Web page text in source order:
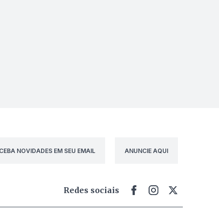
NOVIDADES EM SEU EMAIL ANUNCIE AQUI
Redes sociais